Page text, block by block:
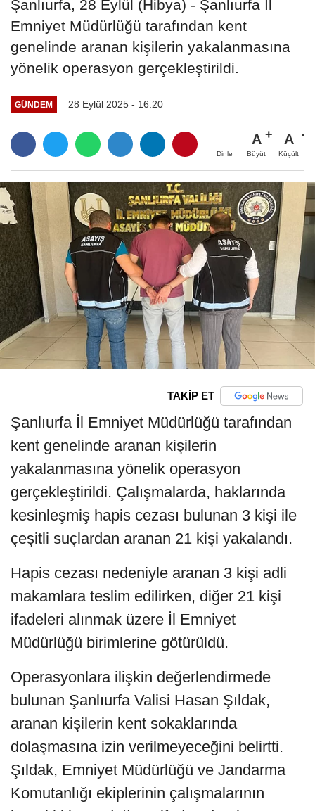
Şanlıurfa, 28 Eylül (Hibya) - Şanlıurfa İl
Emniyet Müdürlüğü tarafından kent
genelinde aranan kişilerin yakalanmasına
yönelik operasyon gerçekleştirildi.
GÜNDEM 28 Eylül 2025 - 16:20
Dinle
A
Büyüt
A
Küçült
TAKİP ET
Şanlıurfa İl Emniyet Müdürlüğü tarafından
kent genelinde aranan kişilerin
yakalanmasına yönelik operasyon
gerçekleştirildi. Çalışmalarda, haklarında
kesinleşmiş hapis cezası bulunan 3 kişi ile
çeşitli suçlardan aranan 21 kişi yakalandı.
Hapis cezası nedeniyle aranan 3 kişi adli
makamlara teslim edilirken, diğer 21 kişi
ifadeleri alınmak üzere İl Emniyet
Müdürlüğü birimlerine götürüldü.
Operasyonlara ilişkin değerlendirmede
bulunan Şanlıurfa Valisi Hasan Şıldak,
aranan kişilerin kent sokaklarında
dolaşmasına izin verilmeyeceğini belirtti.
Şıldak, Emniyet Müdürlüğü ve Jandarma
Komutanlığı ekiplerinin çalışmalarının